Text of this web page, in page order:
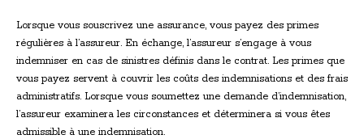
Lorsque vous souscrivez une assurance, vous payez des primes
régulières à l’assureur. En échange, l’assureur s’engage à vous
indemniser en cas de sinistres définis dans le contrat. Les primes que
vous payez servent à couvrir les coûts des indemnisations et des frais
administratifs. Lorsque vous soumettez une demande d’indemnisation,
l’assureur examinera les circonstances et déterminera si vous êtes
admissible à une indemnisation.